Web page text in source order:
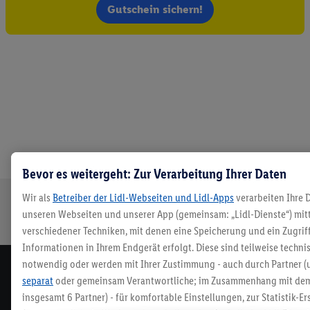
Gutschein sichern!
Sichere
Bestellung
Kostenlose
Retoure
Rückgabefrist
von 30 Tagen
Lieferung an
Packstation
Newsletter
Melde dich zum Lidl Newsletter an & sichere dir dein
Bevor es weitergeht: Zur Verarbeitung Ihrer Daten
Wir als Betreiber der Lidl-Webseiten und Lidl-Apps verarbeiten Ihre
unseren Webseiten und unserer App (gemeinsam: „Lidl-Dienste“)
verschiedener Techniken, mit denen eine Speicherung und ein
Informationen in Ihrem Endgerät erfolgt. Diese sind teilweise
notwendig oder werden mit Ihrer Zustimmung - auch durch Partner
separat oder gemeinsam Verantwortliche; im Zusammenhang mit
insgesamt 6 Partner) - für komfortable Einstellungen, zur Statistik-